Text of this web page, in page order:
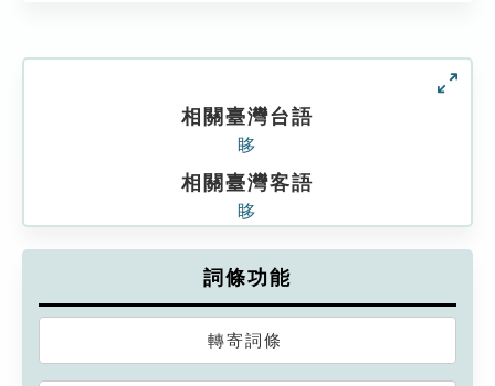
相關臺灣台語
眵
相關臺灣客語
眵
詞條功能
轉寄詞條